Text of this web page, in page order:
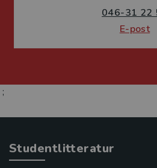
046-31 22
E-post
;
Studentlitteratur